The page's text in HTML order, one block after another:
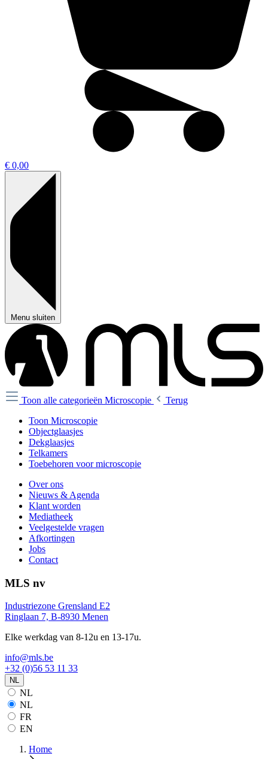
€ 0,00
Menu sluiten
Toon alle categorieën Microscopie
Terug
Toon Microscopie
Objectglaasjes
Dekglaasjes
Telkamers
Toebehoren voor microscopie
Over ons
Nieuws & Agenda
Klant worden
Mediatheek
Veelgestelde vragen
Afkortingen
Jobs
Contact
MLS nv
Industriezone Grensland E2
Ringlaan 7, B-8930 Menen
Elke werkdag van 8-12u en 13-17u.
info@mls.be
+32 (0)56 53 11 33
NL
NL
NL
FR
EN
Home